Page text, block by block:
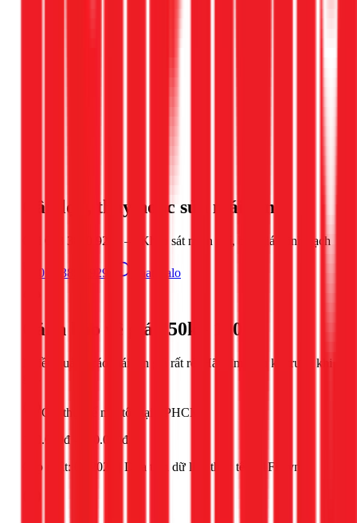
Cần lợp, thay hoặc sửa mái tôn?
Gọi 028 3890 9294 — Khảo sát miễn phí, báo giá minh bạch
028 3890 9294 Chat Zalo
Cảnh báo về giá "50k - 100k"
Nhiều quảng cáo mái tôn giá rất rẻ. Hãy tìm hiểu kỹ trước khi
Giá thực tế mái tôn
tại TPHCM
120.000đ
750.000đ
Cập nhật:
05/2026 | Dựa trên dữ liệu thực tế từ 1Fix.vn